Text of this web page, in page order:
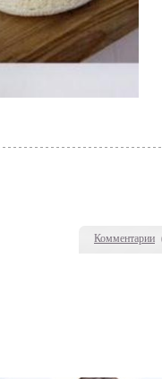
Комментарии